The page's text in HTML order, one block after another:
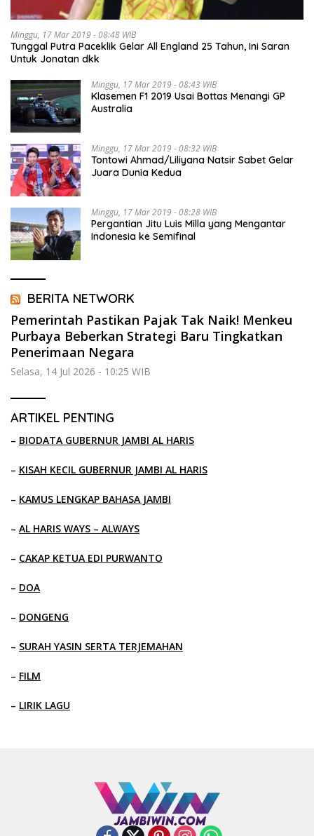
Minggu, 17 Mar 2019 - 08:48 WIB
Tunggal Putra Paceklik Gelar All England 25 Tahun, Ini Saran
Untuk Jonatan dkk
Minggu, 17 Mar 2019 - 08:43 WIB
Klasemen F1 2019 Usai Bottas Menangi GP
Australia
Minggu, 17 Mar 2019 - 08:32 WIB
Tontowi Ahmad/Liliyana Natsir Sabet Gelar
Juara Dunia Kedua
Minggu, 17 Mar 2019 - 08:28 WIB
Pergantian Jitu Luis Milla yang Mengantar
Indonesia ke Semifinal
BERITA NETWORK
Pemerintah Pastikan Pajak Tak Naik! Menkeu
Purbaya Beberkan Strategi Baru Tingkatkan
Penerimaan Negara
Selasa, 14 Jul 2026 - 10:25 WIB
ARTIKEL PENTING
– BIODATA GUBERNUR JAMBI AL HARIS
– KISAH KECIL GUBERNUR JAMBI AL HARIS
– KAMUS LENGKAP BAHASA JAMBI
– AL HARIS WAYS – ALWAYS
– CAKAP KETUA EDI PURWANTO
– DOA
– DONGENG
– SURAH YASIN SERTA TERJEMAHAN
– FILM
– LIRIK LAGU